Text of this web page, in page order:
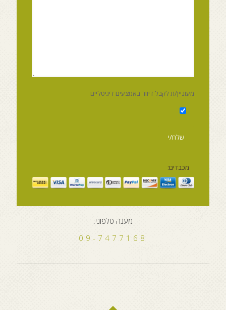
מעוניין/ת לקבל דיוור באמצעים דיגיטליים
מכבדים:
מענה טלפוני:
09-7477168